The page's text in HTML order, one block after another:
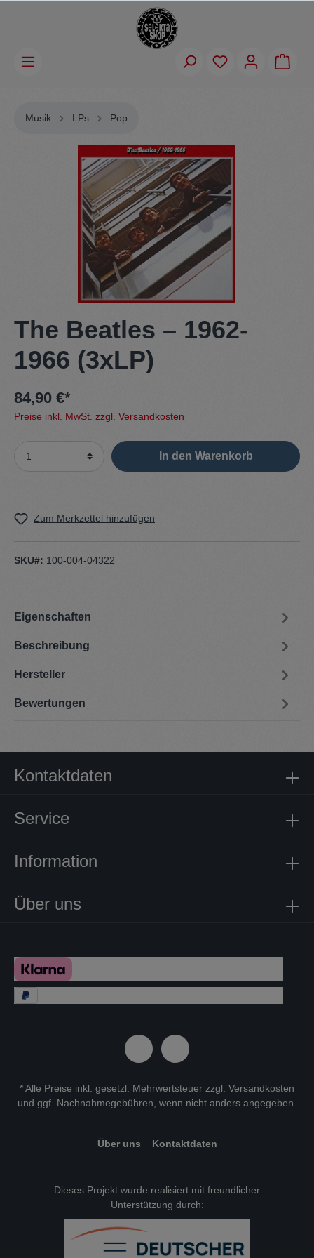
Musik LPs Pop
The Beatles – 1962-
1966 (3xLP)
84,90 €*
Preise inkl. MwSt. zzgl. Versandkosten
In den Warenkorb
Zum Merkzettel hinzufügen
SKU#: 100-004-04322
Eigenschaften
Beschreibung
Hersteller
Bewertungen
Über uns
Kontaktdaten
Service
Information
* Alle Preise inkl. gesetzl. Mehrwertsteuer zzgl. Versandkosten
und ggf. Nachnahmegebühren, wenn nicht anders angegeben.
Über uns Kontaktdaten
Dieses Projekt wurde realisiert mit freundlicher
Unterstützung durch: